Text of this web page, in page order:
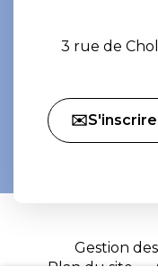
3 rue de
✉️S'inscrire
Gestion
Plan du site